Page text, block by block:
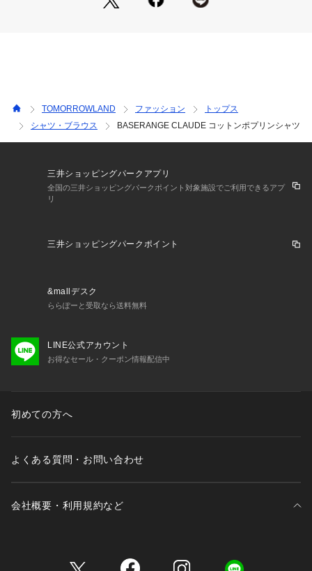
※商品の色味は、商品単体または素材アップ画像をご確認くだ
商品番号:27-11-62-11003
TOMORROWLAND ファッション
トップス
シャツ・ブラウス
BASERANGE CLAUDE コットンポプリンシャツ
三井ショッピングパークアプリ
全国の三井ショッピングパークポイント対象施設でご利用できるアプ
リ
三井ショッピングパークポイント
&mallデスク
ららぽーと受取なら送料無料
LINE公式アカウント
お得なセール・クーポン情報配信中
初めての方へ
よくある質問・お問い合わせ
会社概要・利用規約など